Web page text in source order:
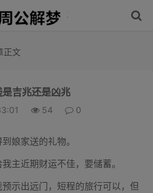
正文
吉兆还是凶兆
54 0
家送的礼物。
近期财运不佳，要储蓄。
出远门，短程的旅行可以，但